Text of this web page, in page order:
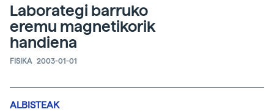
Laborategi barruko
eremu magnetikorik
handiena
FISIKA 2003-01-01
ALBISTEAK